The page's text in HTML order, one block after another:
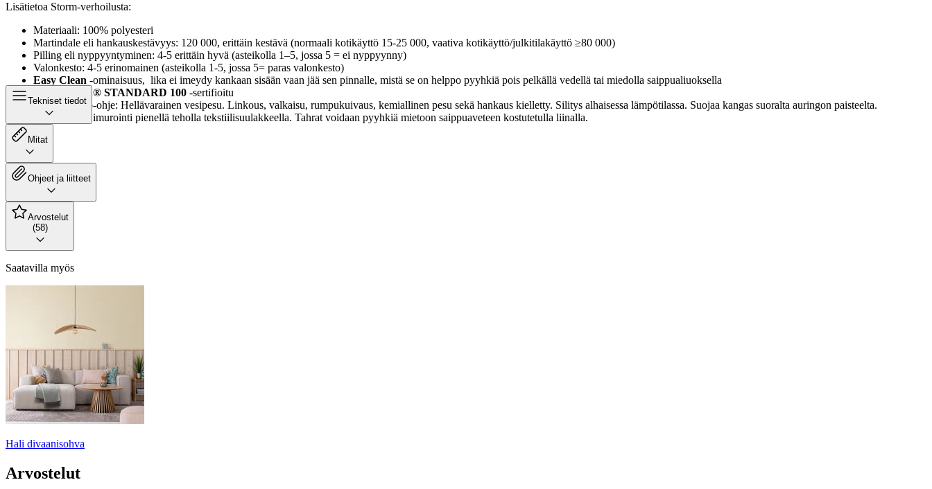
Lisätietoa Storm-verhoilusta:
Materiaali: 100% polyesteri
Martindale eli hankauskestävyys: 120 000, erittäin kestävä (normaali kotikäyttö 15-25 000, vaativa kotikäyttö/julkitilakäyttö ≥80 000)
Pilling eli nyppyyntyminen: 4-5 erittäin hyvä (asteikolla 1–5, jossa 5 = ei nyppyynny)
Valonkesto: 4-5 erinomainen (asteikolla 1-5, jossa 5= paras valonkesto)
Easy Clean -ominaisuus, lika ei imeydy kankaan sisään vaan jää sen pinnalle, mistä se on helppo pyyhkiä pois pelkällä vedellä tai miedolla saippualiuoksella
OEKO-TEX® STANDARD 100 -sertifioitu
Pesu- ja hoito-ohje: Hellävarainen vesipesu. Linkous, valkaisu, rumpukuivaus, kemiallinen pesu sekä hankaus kielletty. Silitys alhaisessa lämpötilassa. Suojaa kangas suoralta auringon paisteelta.
Säännöllinen imurointi pienellä teholla tekstiilisuulakkeella. Tahrat voidaan pyyhkiä mietoon saippuaveteen kostutetulla liinalla.
Tekniset tiedot
Mitat
Ohjeet ja liitteet
Arvostelut
(58)
Saatavilla myös
Hali divaanisohva
Arvostelut